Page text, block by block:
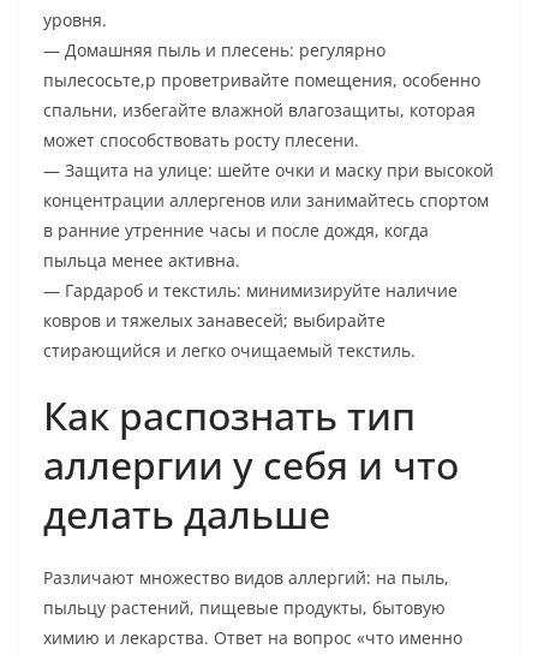
уровня.
— Домашняя пыль и плесень: регулярно
пылесосьте,p проветривайте помещения, особенно
спальни, избегайте влажной влагозащиты, которая
может способствовать росту плесени.
— Защита на улице: шейте очки и маску при высокой
концентрации аллергенов или занимайтесь спортом
в ранние утренние часы и после дождя, когда
пыльца менее активна.
— Гардароб и текстиль: минимизируйте наличие
ковров и тяжелых занавесей; выбирайте
стирающийся и легко очищаемый текстиль.
Как распознать тип
аллергии у себя и что
делать дальше
Различают множество видов аллергий: на пыль,
пыльцу растений, пищевые продукты, бытовую
химию и лекарства. Ответ на вопрос «что именно